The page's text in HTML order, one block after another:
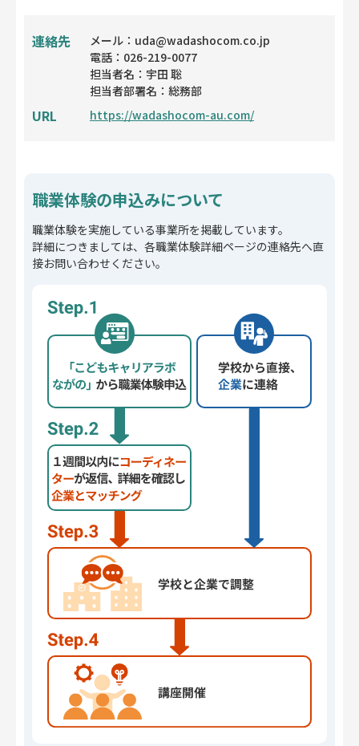
連絡先
メール：uda@wadashocom.co.jp
電話：026-219-0077
担当者名：宇田 聡
担当者部署名：総務部
URL https://wadashocom-au.com/
職業体験の申込みについて
職業体験を実施している事業所を掲載しています。
詳細につきましては、各職業体験詳細ページの連絡先へ直
接お問い合わせください。